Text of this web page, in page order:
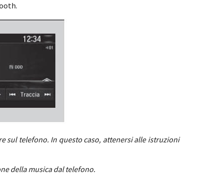
sul telefono. In questo caso, attenersi alle istruzioni
della musica dal telefono.